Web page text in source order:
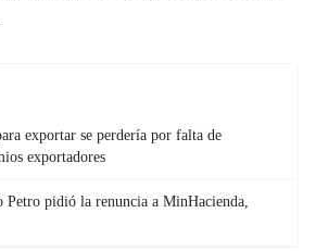
exportar se perdería por falta de
exportadores
Petro pidió la renuncia a MinHacienda,